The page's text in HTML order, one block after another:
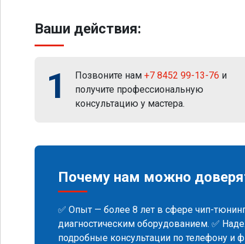
Ваши действия:
1 Позвоните нам +7 8452 99-13-76 и
получите профессиональную
консультацию у мастера.
Почему нам можно
✅ Опыт — более 8 лет в сфере чип-
диагностическим оборудованием. ✅
подробные консультации по телефону и